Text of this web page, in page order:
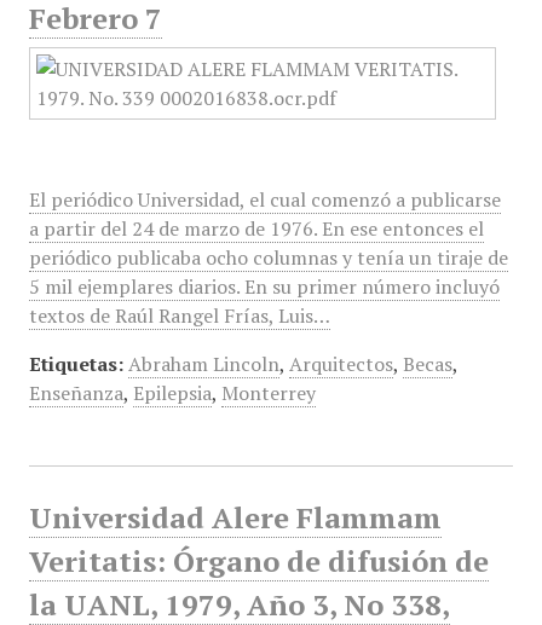
Febrero 7
El periódico Universidad, el cual comenzó a publicarse
a partir del 24 de marzo de 1976. En ese entonces el
periódico publicaba ocho columnas y tenía un tiraje de
5 mil ejemplares diarios. En su primer número incluyó
textos de Raúl Rangel Frías, Luis…
Etiquetas: Abraham Lincoln, Arquitectos, Becas,
Enseñanza, Epilepsia, Monterrey
Universidad Alere Flammam
Veritatis: Órgano de difusión de
la UANL, 1979, Año 3, No 338,